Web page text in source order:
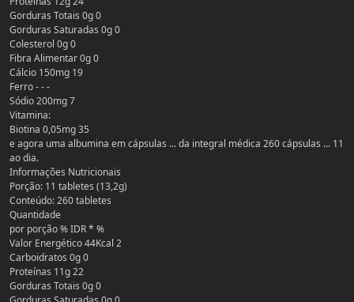
Gorduras Totais 0g 0
Gorduras Saturadas 0g 0
Colesterol 0g 0
Fibra Alimentar 0g 0
Cálcio 150mg 19
Ferro - - -
Sódio 200mg 7
Vitamina:
Biotina 0,05mg 35
e agora uma albumina em cápsulas ... da integral médica 260 cápsulas ... 11
ao dia.
Informações Nutricionais
Porção: 11 tabletes (13,2g)
Conteúdo: 260 tabletes
Quantidade
por porção % IDR * %
Valor Energético 44Kcal 2
Carboidratos 0g 0
Proteínas 11g 22
Gorduras Totais 0g 0